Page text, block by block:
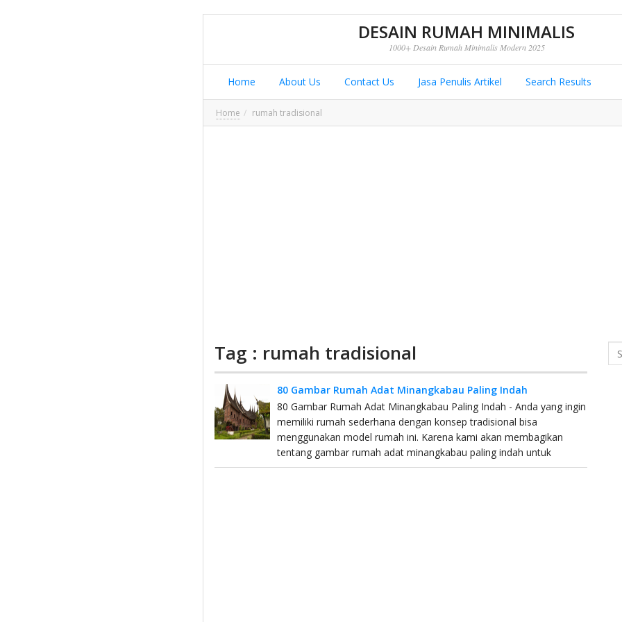
DESAIN RUMAH MINIMALIS
1000+ Desain Rumah Minimalis Modern 2025
Home About Us Contact Us Jasa Penulis Artikel Search Results
Home rumah tradisional
Tag : rumah tradisional
80 Gambar Rumah Adat Minangkabau Paling Indah
80 Gambar Rumah Adat Minangkabau Paling Indah - Anda yang ingin
memiliki rumah sederhana dengan konsep tradisional bisa
menggunakan model rumah ini. Karena kami akan membagikan
tentang gambar rumah adat minangkabau paling indah untuk